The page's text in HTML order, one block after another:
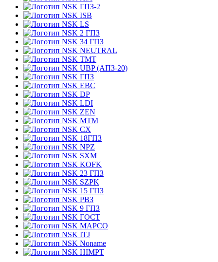
ГПЗ-2
ISB
LS
2 ГПЗ
34 ГПЗ
NEUTRAL
TMT
UBP (АПЗ-20)
ГПЗ
EBC
DP
LDI
ZEN
MTM
CX
18ГПЗ
NPZ
SXM
KOFK
23 ГПЗ
SZPK
15 ГПЗ
РВЗ
9 ГПЗ
ГОСТ
MAPCO
ITJ
Noname
HIMPT